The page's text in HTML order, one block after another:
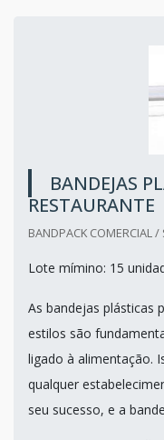
BANDEJAS
RESTAURANTE
BANDPACK COMERCIAL
Lote mímino: 15
As bandejas plásticas
estilos são
ligado à alimentação.
qualquer
seu sucesso, e a